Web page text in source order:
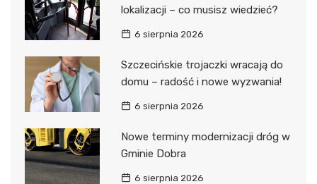
lokalizacji – co musisz wiedzieć?
6 sierpnia 2026
Szczecińskie trojaczki wracają do
domu – radość i nowe wyzwania!
6 sierpnia 2026
Nowe terminy modernizacji dróg w
Gminie Dobra
6 sierpnia 2026